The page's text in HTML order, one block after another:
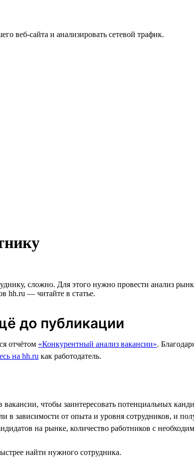
веб-сайта и анализировать сетевой трафик.
сложно. Для этого нужно провести анализ
hh.ru — читайте в статье.
до публикации
отчётом «Конкурентный анализ вакансии».
на hh.ru как работодатель.
вакансии, чтобы заинтересовать потенциальных
в зависимости от опыта и уровня сотрудников, и
на рынке, количество работников с
найти нужного сотрудника.